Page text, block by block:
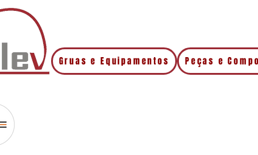
Gruas e Equipamentos Peças e